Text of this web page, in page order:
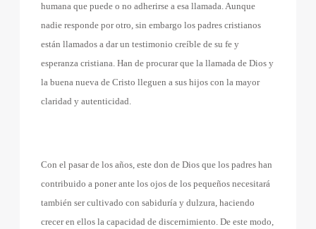
humana que puede o no adherirse a esa llamada. Aunque
nadie responde por otro, sin embargo los padres cristianos
están llamados a dar un testimonio creíble de su fe y
esperanza cristiana. Han de procurar que la llamada de Dios y
la buena nueva de Cristo lleguen a sus hijos con la mayor
claridad y autenticidad.
Con el pasar de los años, este don de Dios que los padres han
contribuido a poner ante los ojos de los pequeños necesitará
también ser cultivado con sabiduría y dulzura, haciendo
crecer en ellos la capacidad de discernimiento. De este modo,